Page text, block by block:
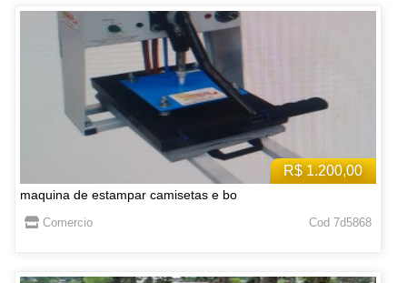
R$ 1.200,00
maquina de estampar camisetas e bo
Comercio Cod 7d5868